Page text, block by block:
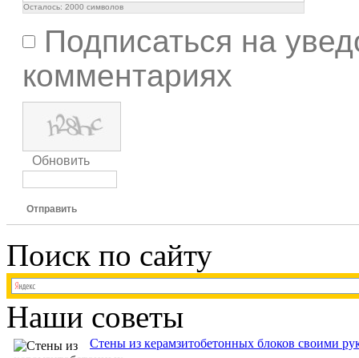
Осталось: 2000 символов
Подписаться на
комментариях
Обновить
Отправить
Поиск по сайту
Наши советы
Стены из керамзитобетонных блоков своими